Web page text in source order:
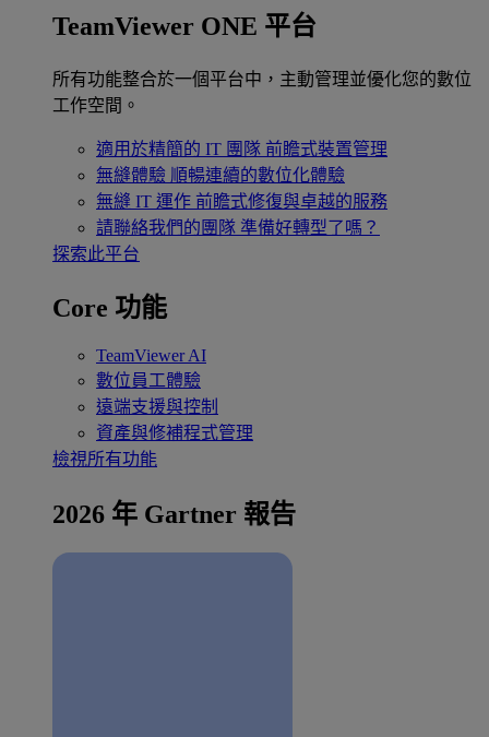
TeamViewer ONE 平台
所有功能整合於一個平台中，主動管理並優化您的數位
工作空間。
適用於精簡的 IT 團隊 前瞻式裝置管理
無縫體驗 順暢連續的數位化體驗
無縫 IT 運作 前瞻式修復與卓越的服務
請聯絡我們的團隊 準備好轉型了嗎？
探索此平台
Core 功能
TeamViewer AI
數位員工體驗
遠端支援與控制
資產與修補程式管理
檢視所有功能
2026 年 Gartner 報告